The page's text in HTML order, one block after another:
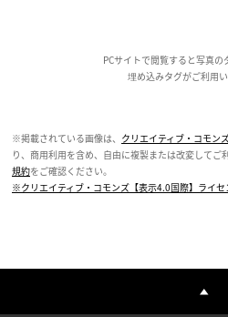
PCサイトで閲覧すると写真
埋め込みタグがご利用い
※掲載されている画像は、 クリエイティブ・コモン
り、商用利用を含め、自由に複製または改変してご
規約をご確認ください。
※クリエイティブ・コモンズ【表示4.0国際】ライセ